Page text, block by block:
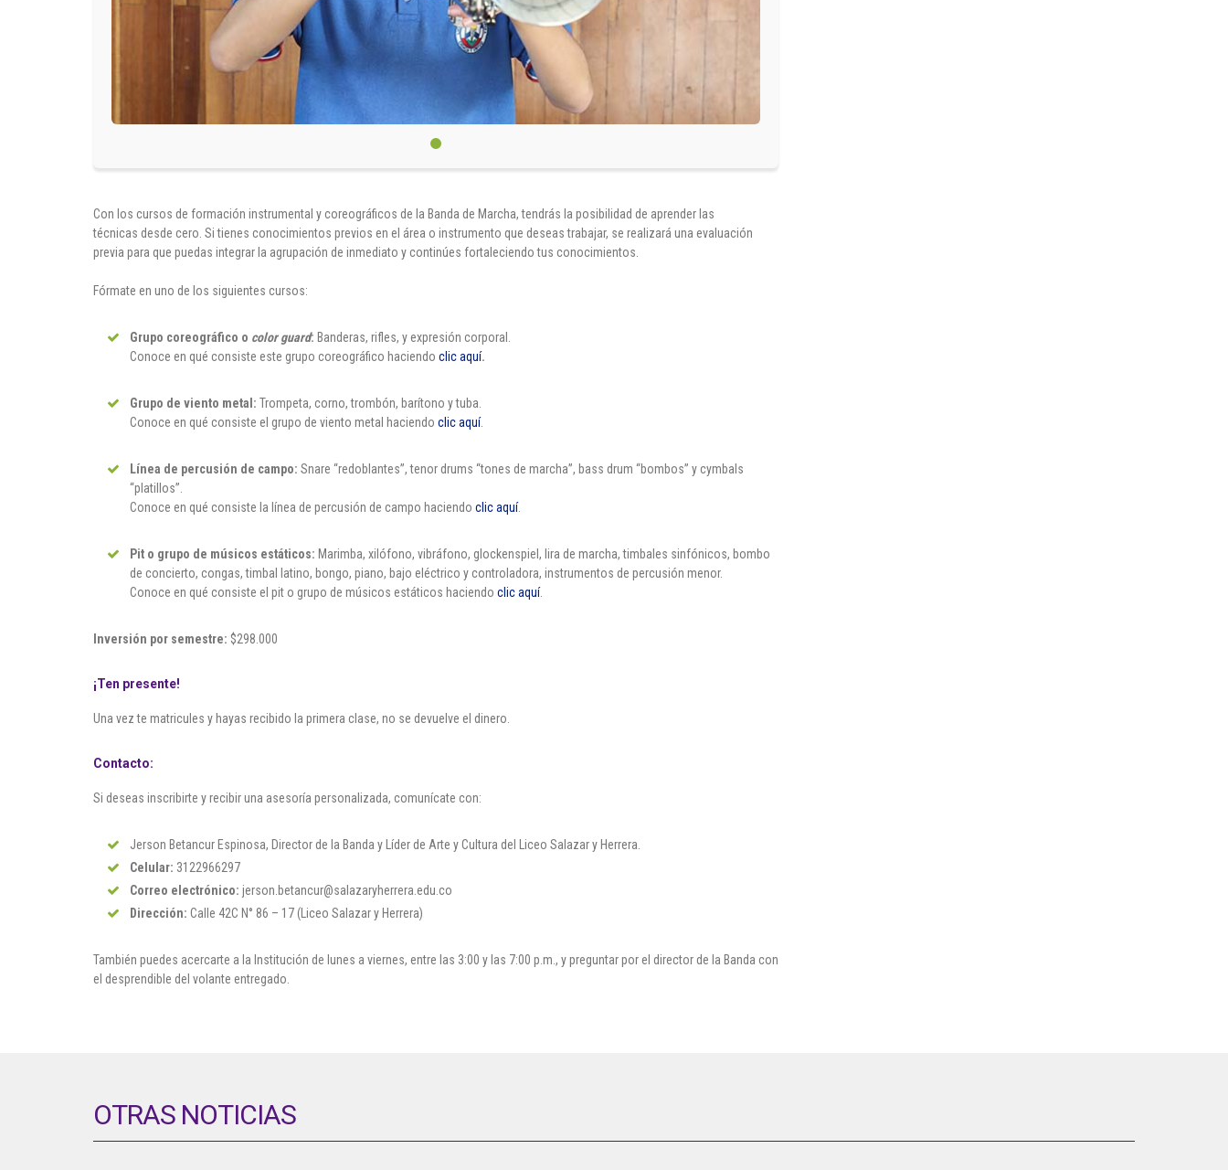
Con los cursos de formación instrumental y coreográficos de la Banda de Marcha, tendrás la posibilidad de aprender las
técnicas desde cero. Si tienes conocimientos previos en el área o instrumento que deseas trabajar, se realizará una evaluación
previa para que puedas integrar la agrupación de inmediato y continúes fortaleciendo tus conocimientos.
Fórmate en uno de los siguientes cursos:
Grupo coreográfico o color guard: Banderas, rifles, y expresión corporal.
Conoce en qué consiste este grupo coreográfico haciendo clic aquí.
Grupo de viento metal: Trompeta, corno, trombón, barítono y tuba.
Conoce en qué consiste el grupo de viento metal haciendo clic aquí.
Línea de percusión de campo: Snare “redoblantes”, tenor drums “tones de marcha”, bass drum “bombos” y cymbals
“platillos”.
Conoce en qué consiste la línea de percusión de campo haciendo clic aquí.
Pit o grupo de músicos estáticos: Marimba, xilófono, vibráfono, glockenspiel, lira de marcha, timbales sinfónicos, bombo
de concierto, congas, timbal latino, bongo, piano, bajo eléctrico y controladora, instrumentos de percusión menor.
Conoce en qué consiste el pit o grupo de músicos estáticos haciendo clic aquí.
Inversión por semestre: $298.000
¡Ten presente!
Una vez te matricules y hayas recibido la primera clase, no se devuelve el dinero.
Contacto:
Si deseas inscribirte y recibir una asesoría personalizada, comunícate con:
Jerson Betancur Espinosa, Director de la Banda y Líder de Arte y Cultura del Liceo Salazar y Herrera.
Celular: 3122966297
Correo electrónico: jerson.betancur@salazaryherrera.edu.co
Dirección: Calle 42C N° 86 – 17 (Liceo Salazar y Herrera)
También puedes acercarte a la Institución de lunes a viernes, entre las 3:00 y las 7:00 p.m., y preguntar por el director de la Banda con
el desprendible del volante entregado.
OTRAS NOTICIAS